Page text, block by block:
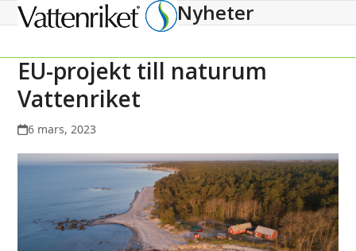
Open
menu
Close
menu
Nyheter
EU-projekt till naturum
Vattenriket
6 mars, 2023